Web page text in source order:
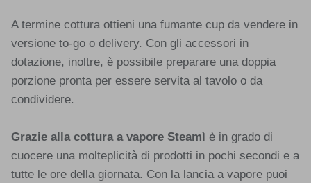
A termine cottura ottieni una fumante cup da vendere in
versione to-go o delivery. Con gli accessori in
dotazione, inoltre, è possibile preparare una doppia
porzione pronta per essere servita al tavolo o da
condividere.
Grazie alla cottura a vapore Steamì è in grado di
cuocere una molteplicità di prodotti in pochi secondi e a
tutte le ore della giornata. Con la lancia a vapore puoi